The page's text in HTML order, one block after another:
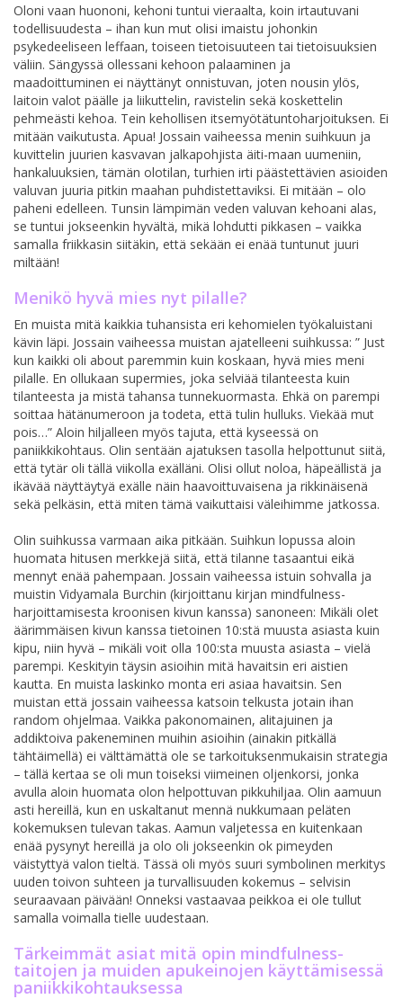
Oloni vaan huononi, kehoni tuntui vieraalta, koin irtautuvani
todellisuudesta – ihan kun mut olisi imaistu johonkin
psykedeeliseen leffaan, toiseen tietoisuuteen tai tietoisuuksien
väliin. Sängyssä ollessani kehoon palaaminen ja
maadoittuminen ei näyttänyt onnistuvan, joten nousin ylös,
laitoin valot päälle ja liikuttelin, ravistelin sekä koskettelin
pehmeästi kehoa. Tein kehollisen itsemyötätuntoharjoituksen. Ei
mitään vaikutusta. Apua! Jossain vaiheessa menin suihkuun ja
kuvittelin juurien kasvavan jalkapohjista äiti-maan uumeniin,
hankaluuksien, tämän olotilan, turhien irti päästettävien asioiden
valuvan juuria pitkin maahan puhdistettaviksi. Ei mitään – olo
paheni edelleen. Tunsin lämpimän veden valuvan kehoani alas,
se tuntui jokseenkin hyvältä, mikä lohdutti pikkasen – vaikka
samalla friikkasin siitäkin, että sekään ei enää tuntunut juuri
miltään!
Menikö hyvä mies nyt pilalle?
En muista mitä kaikkia tuhansista eri kehomielen työkaluistani
kävin läpi. Jossain vaiheessa muistan ajatelleeni suihkussa: ” Just
kun kaikki oli about paremmin kuin koskaan, hyvä mies meni
pilalle. En ollukaan supermies, joka selviää tilanteesta kuin
tilanteesta ja mistä tahansa tunnekuormasta. Ehkä on parempi
soittaa hätänumeroon ja todeta, että tulin hulluks. Viekää mut
pois…” Aloin hiljalleen myös tajuta, että kyseessä on
paniikkikohtaus. Olin sentään ajatuksen tasolla helpottunut siitä,
että tytär oli tällä viikolla exälläni. Olisi ollut noloa, häpeällistä ja
ikävää näyttäytyä exälle näin haavoittuvaisena ja rikkinäisenä
sekä pelkäsin, että miten tämä vaikuttaisi väleihimme jatkossa.
Olin suihkussa varmaan aika pitkään. Suihkun lopussa aloin
huomata hitusen merkkejä siitä, että tilanne tasaantui eikä
mennyt enää pahempaan. Jossain vaiheessa istuin sohvalla ja
muistin Vidyamala Burchin (kirjoittanu kirjan mindfulness-
harjoittamisesta kroonisen kivun kanssa) sanoneen: Mikäli olet
äärimmäisen kivun kanssa tietoinen 10:stä muusta asiasta kuin
kipu, niin hyvä – mikäli voit olla 100:sta muusta asiasta – vielä
parempi. Keskityin täysin asioihin mitä havaitsin eri aistien
kautta. En muista laskinko monta eri asiaa havaitsin. Sen
muistan että jossain vaiheessa katsoin telkusta jotain ihan
random ohjelmaa. Vaikka pakonomainen, alitajuinen ja
addiktoiva pakeneminen muihin asioihin (ainakin pitkällä
tähtäimellä) ei välttämättä ole se tarkoituksenmukaisin strategia
– tällä kertaa se oli mun toiseksi viimeinen oljenkorsi, jonka
avulla aloin huomata olon helpottuvan pikkuhiljaa. Olin aamuun
asti hereillä, kun en uskaltanut mennä nukkumaan peläten
kokemuksen tulevan takas. Aamun valjetessa en kuitenkaan
enää pysynyt hereillä ja olo oli jokseenkin ok pimeyden
väistyttyä valon tieltä. Tässä oli myös suuri symbolinen merkitys
uuden toivon suhteen ja turvallisuuden kokemus – selvisin
seuraavaan päivään! Onneksi vastaavaa peikkoa ei ole tullut
samalla voimalla tielle uudestaan.
Tärkeimmät asiat mitä opin mindfulness-
taitojen ja muiden apukeinojen käyttämisessä
paniikkikohtauksessa